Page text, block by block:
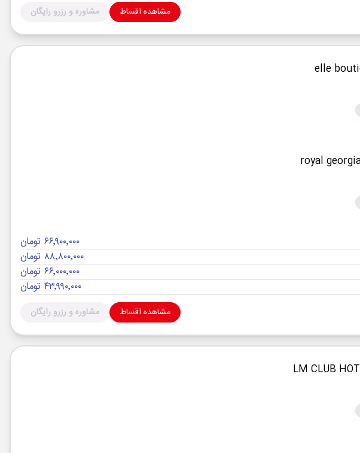
مشاهده اقساط مشاوره و رزرو رایگان
۶۶٬۹۰۰٬۰۰۰ تومان
۸۸٬۸۰۰٬۰۰۰ تومان
۶۶٬۰۰۰٬۰۰۰ تومان
۴۳٬۹۹۰٬۰۰۰ تومان
مشاهده اقساط مشاوره و رزرو رایگان